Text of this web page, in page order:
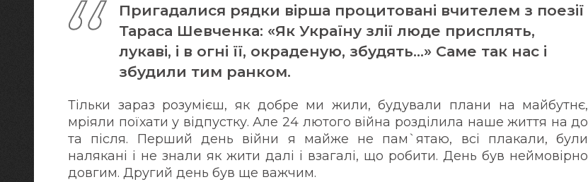
Пригадалися рядки вірша процитовані вчителем з поезії
Тараса Шевченка: «Як Україну злії люде присплять,
лукаві, і в огні її, окраденую, збудять...» Саме так нас і
збудили тим ранком.
Тільки зараз розумієш, як добре ми жили, будували плани на майбутнє,
мріяли поїхати у відпустку. Але 24 лютого війна розділила наше життя на до
та після. Перший день війни я майже не пам`ятаю, всі плакали, були
налякані і не знали як жити далі і взагалі, що робити. День був неймовірно
довгим. Другий день був ще важчим.